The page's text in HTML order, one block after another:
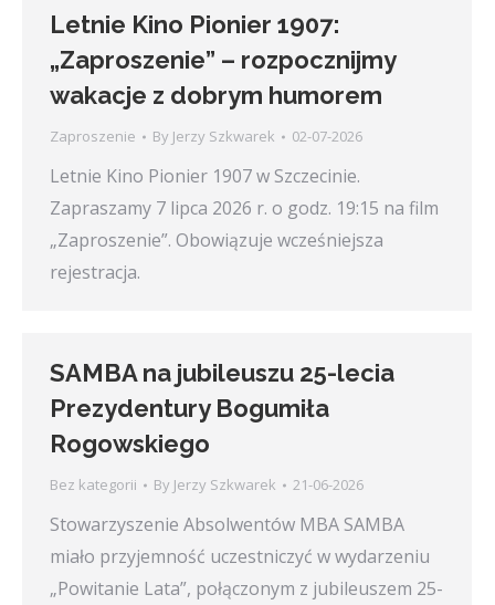
Letnie Kino Pionier 1907:
„Zaproszenie” – rozpocznijmy
wakacje z dobrym humorem
Zaproszenie By Jerzy Szkwarek 02-07-2026
Letnie Kino Pionier 1907 w Szczecinie.
Zapraszamy 7 lipca 2026 r. o godz. 19:15 na film
„Zaproszenie”. Obowiązuje wcześniejsza
rejestracja.
SAMBA na jubileuszu 25-lecia
Prezydentury Bogumiła
Rogowskiego
Bez kategorii By Jerzy Szkwarek 21-06-2026
Stowarzyszenie Absolwentów MBA SAMBA
miało przyjemność uczestniczyć w wydarzeniu
„Powitanie Lata”, połączonym z jubileuszem 25-